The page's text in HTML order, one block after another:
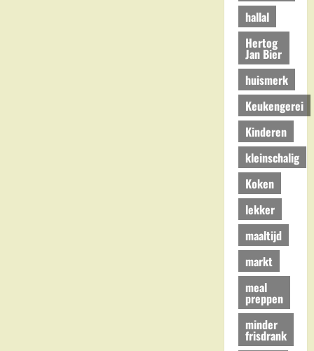
hallal
Hertog
Jan Bier
huismerk
Keukengerei
Kinderen
kleinschalig
Koken
lekker
maaltijd
markt
meal
preppen
minder
frisdrank